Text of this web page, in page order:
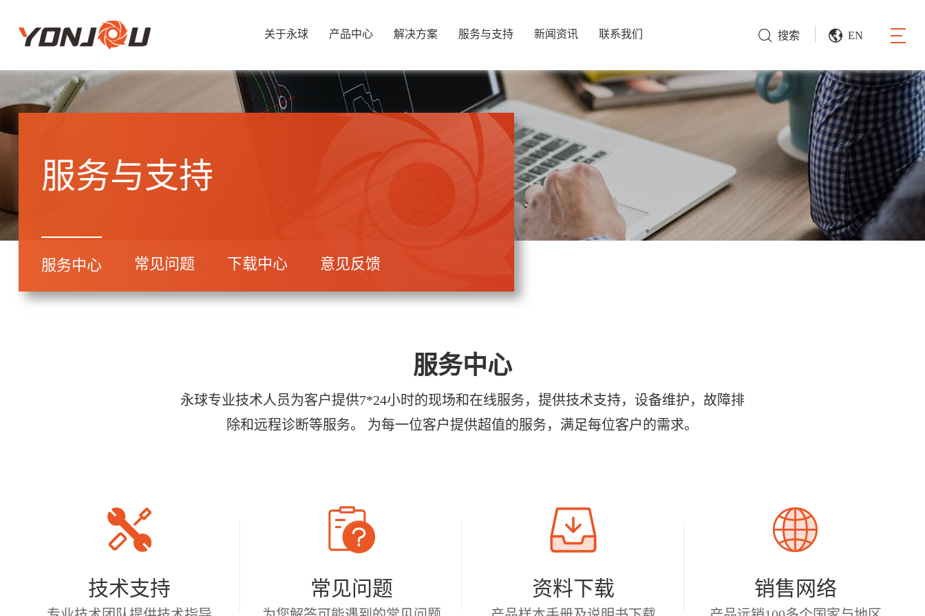
关于永球 产品中心 解决方案 服务与支持 新闻资讯 联系我们 搜索 EN
服务与支持
服务中心 常见问题 下载中心 意见反馈
服务中心
永球专业技术人员为客户提供7*24小时的现场和在线服务，提供技术支持，设备维护，故障排
除和远程诊断等服务。 为每一位客户提供超值的服务，满足每位客户的需求。
技术支持 常见问题 资料下载 销售网络